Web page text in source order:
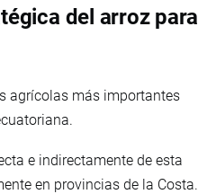
del arroz para
agrícolas más importantes
e indirectamente de esta
en provincias de la Costa.